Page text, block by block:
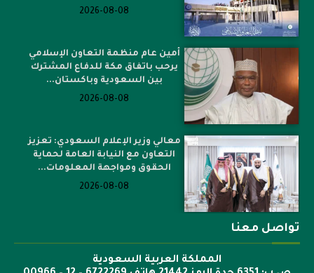
2026-08-08
أمين عام منظمة التعاون الإسلامي
يرحب باتفاق مكة للدفاع المشترك
بين السعودية وباكستان...
2026-08-08
معالي وزير الإعلام السعودي: تعزيز
التعاون مع النيابة العامة لحماية
الحقوق ومواجهة المعلومات...
2026-08-08
تواصل معنا
المملكة العربية السعودية